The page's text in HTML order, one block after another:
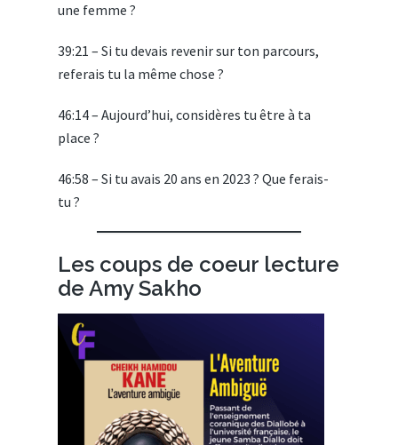
une femme ?
39:21 – Si tu devais revenir sur ton parcours,
referais tu la même chose ?
46:14 – Aujourd’hui, considères tu être à ta
place ?
46:58 – Si tu avais 20 ans en 2023 ? Que ferais-
tu ?
Les coups de coeur lecture
de Amy Sakho